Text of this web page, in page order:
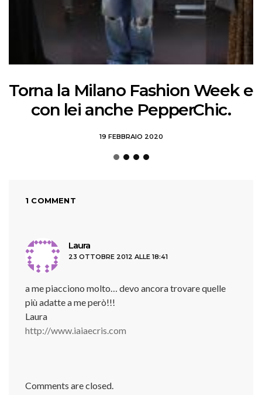
Torna la Milano Fashion Week e
con lei anche PepperChic.
19 FEBBRAIO 2020
1 COMMENT
Laura
detto:
23 OTTOBRE 2012 ALLE 18:41
a me piacciono molto… devo ancora trovare quelle
più adatte a me però!!!
Laura
http://www.iaiaecris.com
Comments are closed.